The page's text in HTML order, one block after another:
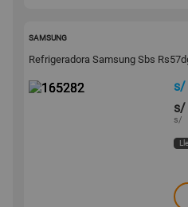
SAMSUNG
Refrigeradora Samsung Sbs
s/
s/
s/